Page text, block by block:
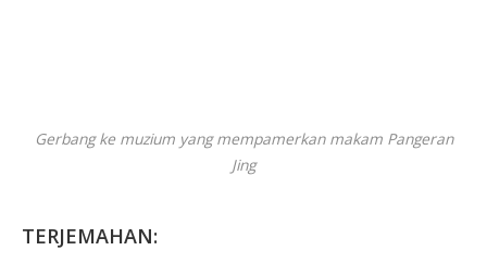
Gerbang ke muzium yang mempamerkan makam Pangeran
Jing
TERJEMAHAN: